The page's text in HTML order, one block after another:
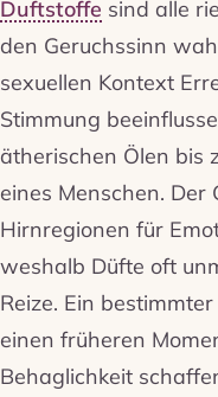
Duftstoffe sind alle
den Geruchssinn
sexuellen Kontext
Stimmung
ätherischen Ölen bis
eines Menschen. Der
Hirnregionen für
weshalb Düfte oft
Reize. Ein
einen früheren
Behaglichkeit